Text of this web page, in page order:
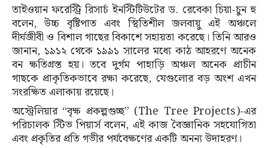
তাইওয়ান ফরেস্ট্রি রিসার্চ ইনস্টিটিউটের ড. রেবেকা চিয়া-চুন হু
বলেন, উচ্চ বৃষ্টিপাত এবং স্থিতিশীল জলবায়ু এই অঞ্চলে
দীর্ঘজীবী ও বিশাল গাছের বিকাশে সহায়তা করেছে। তিনি আরও
জানান, ১৯১২ থেকে ১৯৯১ সালের মধ্যে কাঠ আহরণে অনেক
বন ক্ষতিগ্রস্ত হয়। তবে দুর্গম পাহাড়ি অঞ্চল অনেক প্রাচীন
গাছকে প্রাকৃতিকভাবে রক্ষা করেছে, যেগুলোর বড় অংশ এখন
সংরক্ষিত এলাকায় রয়েছে।
অস্ট্রেলিয়ার “বৃক্ষ প্রকল্পগুচ্ছ” (The Tree Projects)-এর
পরিচালক স্টিভ পিয়ার্স বলেন, এই কাজ বৈজ্ঞানিক সহযোগিতা
এবং প্রকৃতির প্রতি গভীর পর্যবেক্ষণের একটি অনন্য উদাহরণ।